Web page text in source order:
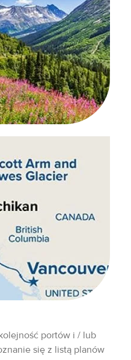
portów i / lub
się z listą planów